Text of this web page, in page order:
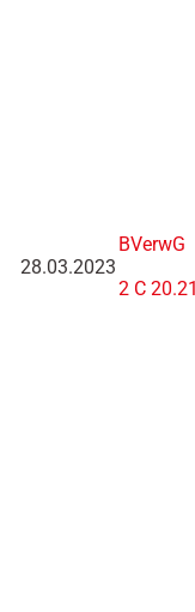
28.03.2023
BVerwG
2 C 20.21